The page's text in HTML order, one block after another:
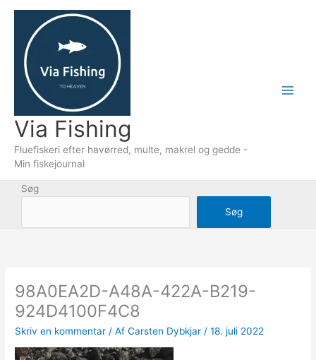
indholdet
Via Fishing
Fluefiskeri efter havørred, multe, makrel og gedde -
Min fiskejournal
Søg
Søg
98A0EA2D-A48A-422A-B219-
924D4100F4C8
Skriv en kommentar / AfCarsten Dybkjar /18. juli 2022